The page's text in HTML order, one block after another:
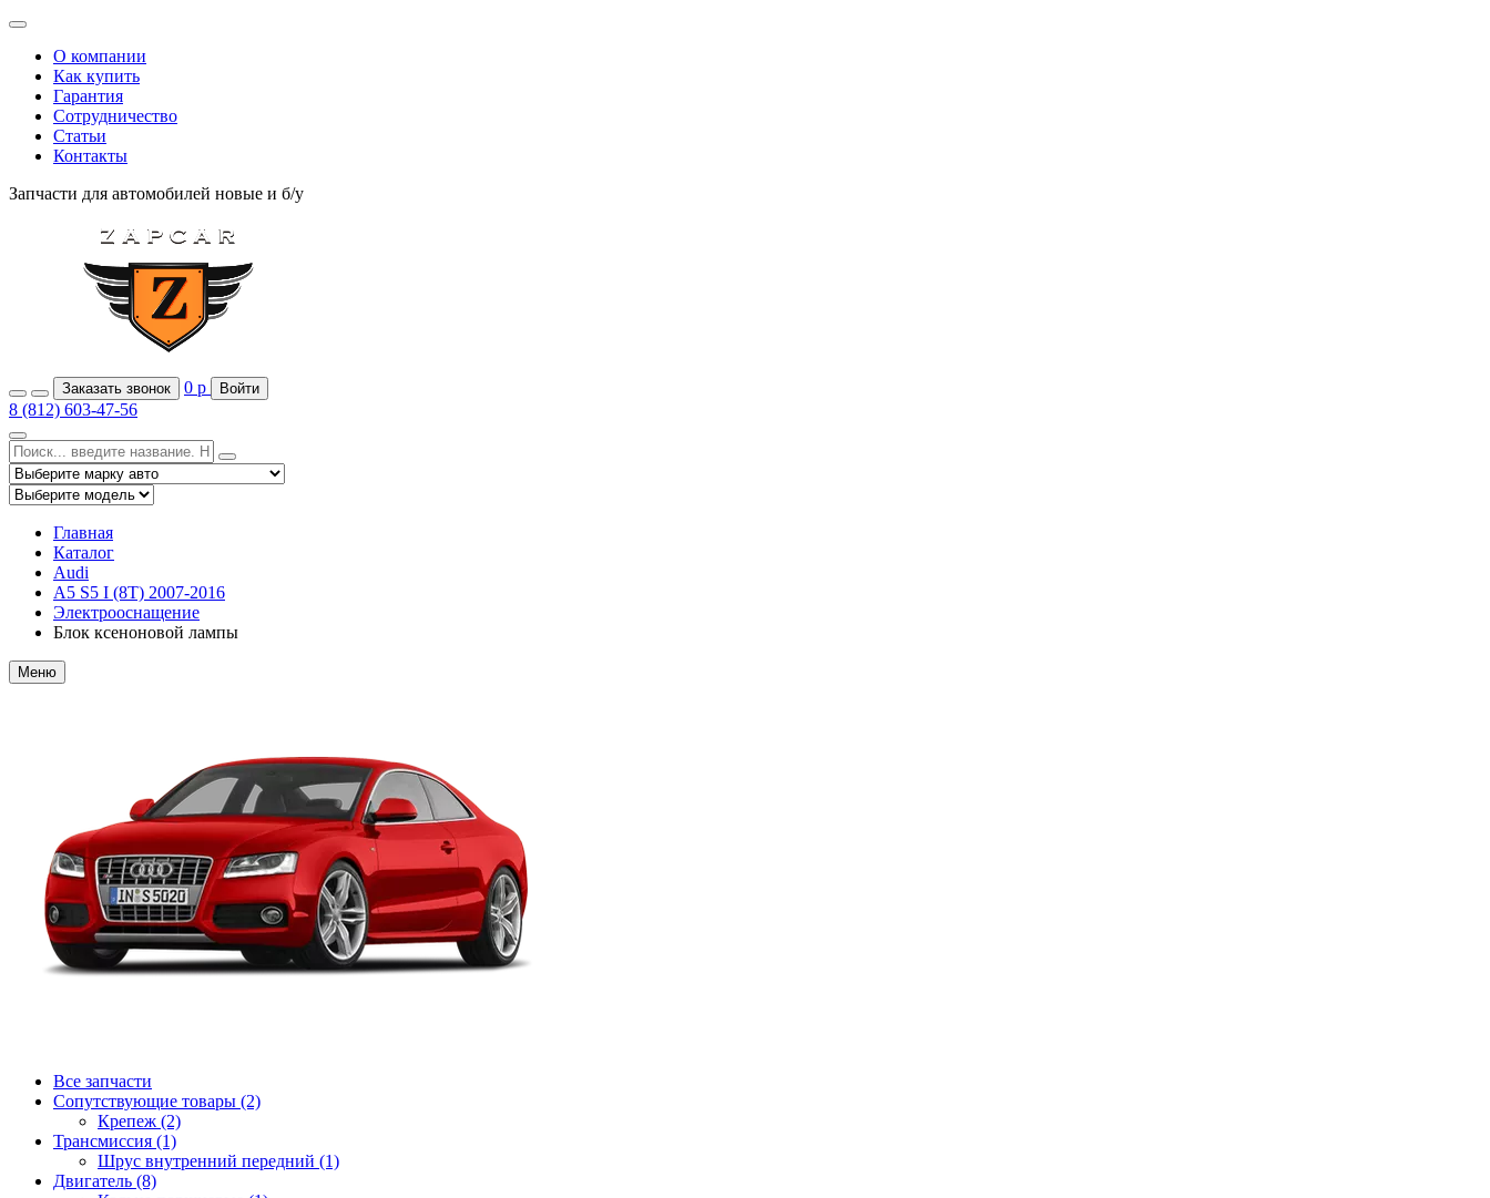
О компании
Как купить
Гарантия
Сотрудничество
Статьи
Контакты
Запчасти для автомобилей новые и б/у
Заказать звонок 0 р Войти
8 (812) 603-47-56
Главная
Каталог
Audi
A5 S5 I (8T) 2007-2016
Электрооснащение
Блок ксеноновой лампы
Меню
Все запчасти
Сопутствующие товары (2)
Крепеж (2)
Трансмиссия (1)
Шрус внутренний передний (1)
Двигатель (8)